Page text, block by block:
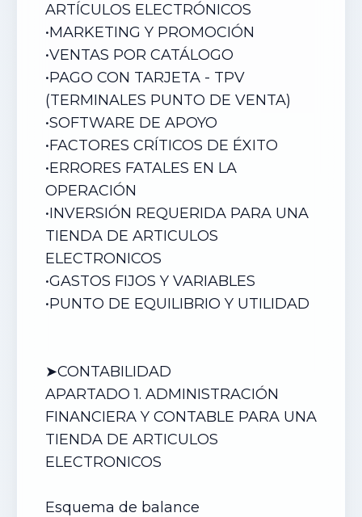
ARTÍCULOS ELECTRÓNICOS
•MARKETING Y PROMOCIÓN
•VENTAS POR CATÁLOGO
•PAGO CON TARJETA - TPV
(TERMINALES PUNTO DE VENTA)
•SOFTWARE DE APOYO
•FACTORES CRÍTICOS DE ÉXITO
•ERRORES FATALES EN LA
OPERACIÓN
•INVERSIÓN REQUERIDA PARA UNA
TIENDA DE ARTICULOS
ELECTRONICOS
•GASTOS FIJOS Y VARIABLES
•PUNTO DE EQUILIBRIO Y UTILIDAD
➤CONTABILIDAD
APARTADO 1. ADMINISTRACIÓN
FINANCIERA Y CONTABLE PARA UNA
TIENDA DE ARTICULOS
ELECTRONICOS
Esquema de balance